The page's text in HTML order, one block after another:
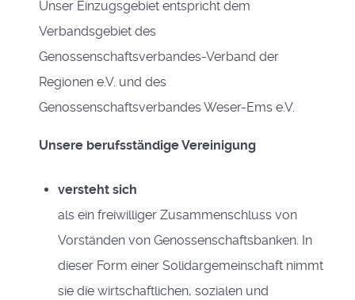
Unser Einzugsgebiet entspricht dem
Verbandsgebiet des
Genossenschaftsverbandes-Verband der
Regionen e.V. und des
Genossenschaftsverbandes Weser-Ems e.V.
Unsere berufsständige Vereinigung
versteht sich
als ein freiwilliger Zusammenschluss von
Vorständen von Genossenschaftsbanken. In
dieser Form einer Solidargemeinschaft nimmt
sie die wirtschaftlichen, sozialen und